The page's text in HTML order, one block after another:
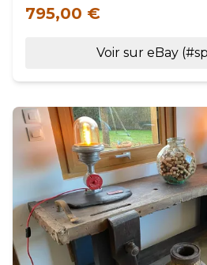
795,00 €
Voir sur eBay